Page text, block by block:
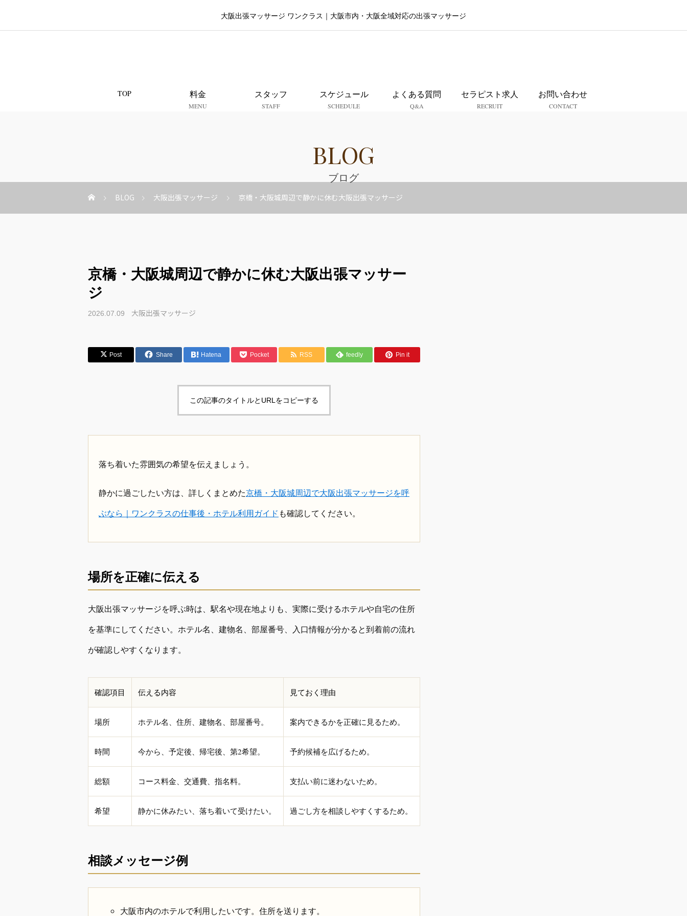
大阪出張マッサージ ワンクラス｜大阪市内・大阪全域対応の出張マッサージ
TOP 料金
MENU
スタッフ
STAFF
スケジュール
SCHEDULE
よくある質問
Q&A
セラピスト求人
RECRUIT
お問い合わせ
CONTACT
BLOG
ブログ
BLOG 大阪出張マッサージ 京橋・大阪城周辺で静かに休む大阪出張マッサージ
京橋・大阪城周辺で静かに休む大阪出張マッサー
ジ
2026.07.09 大阪出張マッサージ
Post Share Hatena Pocket RSS feedly Pin it
この記事のタイトルとURLをコピーする
落ち着いた雰囲気の希望を伝えましょう。
静かに過ごしたい方は、詳しくまとめた京橋・大阪城周辺で大阪出張マッサージを呼
ぶなら｜ワンクラスの仕事後・ホテル利用ガイド も確認してください。
場所を正確に伝える
大阪出張マッサージを呼ぶ時は、駅名や現在地よりも、実際に受けるホテルや自宅の住所
を基準にしてください。ホテル名、建物名、部屋番号、入口情報が分かると到着前の流れ
が確認しやすくなります。
確認項目 伝える内容 見ておく理由
場所 ホテル名、住所、建物名、部屋番号。 案内できるかを正確に見るため。
時間 今から、予定後、帰宅後、第2希望。 予約候補を広げるため。
総額 コース料金、交通費、指名料。 支払い前に迷わないため。
希望 静かに休みたい、落ち着いて受けたい。 過ごし方を相談しやすくするため。
相談メッセージ例
大阪市内のホテルで利用したいです。住所を送ります。